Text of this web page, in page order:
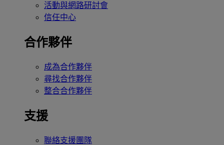
活動與網路研討會
信任中心
合作夥伴
成為合作夥伴
尋找合作夥伴
整合合作夥伴
支援
聯絡支援團隊